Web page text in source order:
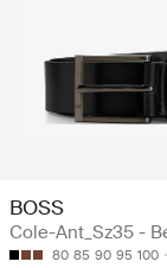
BOSS
Cole-Ant_Sz35 -
80 85 90 95 100